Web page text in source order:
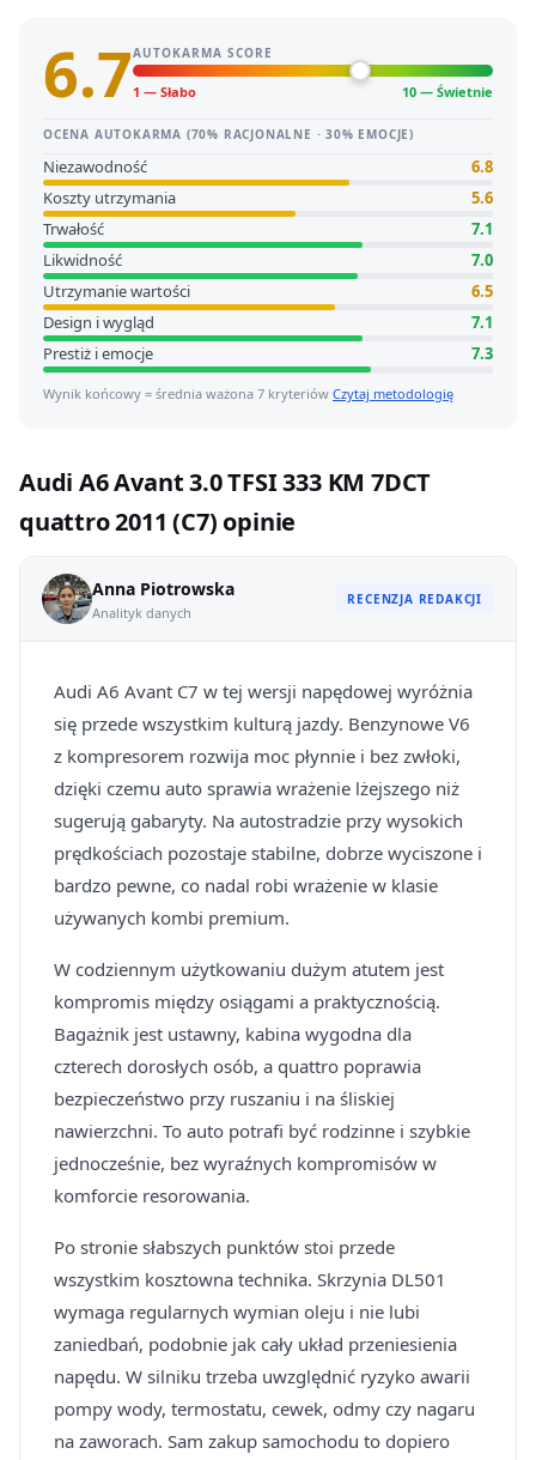
6.7AUTOKARMA SCORE
1 — Słabo 10 — Świetnie
OCENA AUTOKARMA (70% RACJONALNE · 30% EMOCJE)
Niezawodność
6.8
Koszty utrzymania
5.6
Trwałość
7.1
Likwidność
7.0
Utrzymanie wartości
6.5
Design i wygląd
7.1
Prestiż i emocje
7.3
Wynik końcowy = średnia ważona 7 kryteriów Czytaj metodologię
Audi A6 Avant 3.0 TFSI 333 KM 7DCT
quattro 2011 (C7) opinie
Anna Piotrowska
Analityk danych
RECENZJA REDAKCJI
Audi A6 Avant C7 w tej wersji napędowej wyróżnia
się przede wszystkim kulturą jazdy. Benzynowe V6
z kompresorem rozwija moc płynnie i bez zwłoki,
dzięki czemu auto sprawia wrażenie lżejszego niż
sugerują gabaryty. Na autostradzie przy wysokich
prędkościach pozostaje stabilne, dobrze wyciszone i
bardzo pewne, co nadal robi wrażenie w klasie
używanych kombi premium.
W codziennym użytkowaniu dużym atutem jest
kompromis między osiągami a praktycznością.
Bagażnik jest ustawny, kabina wygodna dla
czterech dorosłych osób, a quattro poprawia
bezpieczeństwo przy ruszaniu i na śliskiej
nawierzchni. To auto potrafi być rodzinne i szybkie
jednocześnie, bez wyraźnych kompromisów w
komforcie resorowania.
Po stronie słabszych punktów stoi przede
wszystkim kosztowna technika. Skrzynia DL501
wymaga regularnych wymian oleju i nie lubi
zaniedbań, podobnie jak cały układ przeniesienia
napędu. W silniku trzeba uwzględnić ryzyko awarii
pompy wody, termostatu, cewek, odmy czy nagaru
na zaworach. Sam zakup samochodu to dopiero